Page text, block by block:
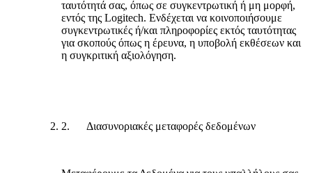
ταυτότητά σας, όπως σε συγκεντρωτική ή μη μορφή,
εντός της Logitech. Ενδέχεται να κοινοποιήσουμε
συγκεντρωτικές ή/και πληροφορίες εκτός ταυτότητας
για σκοπούς όπως η έρευνα, η υποβολή εκθέσεων και
η συγκριτική αξιολόγηση.
2. Διασυνοριακές μεταφορές δεδομένων